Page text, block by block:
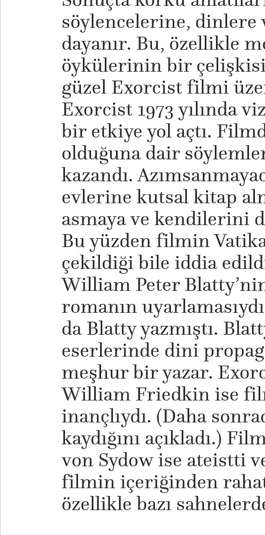
söylencelerine, dinlere
dayanır. Bu, özellikle
öykülerinin bir
güzel Exorcist filmi
Exorcist 1973 yılında
bir etkiye yol açtı.
olduğuna dair
kazandı.
evlerine kutsal kitap
asmaya ve kendilerini
Bu yüzden filmin
çekildiği bile iddia
William Peter Blatty’nin
romanın
da Blatty yazmıştı.
eserlerinde dini
meşhur bir yazar.
William Friedkin ise
inançlıydı. (Daha
kaydığını açıkladı.)
von Sydow ise ateistti
filmin içeriğinden
özellikle bazı